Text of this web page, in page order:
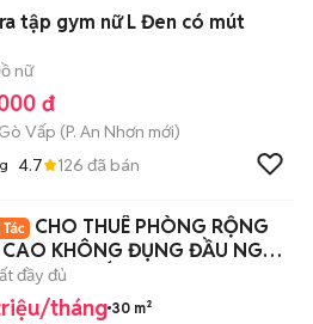
tập gym nữ L Đen có mút
nữ
đ
Vấp (P. An Nhơn mới)
4.7 126 đã bán
CHO THUÊ PHÒNG RỘNG
KHÔNG ĐỤNG ĐẦU NGAY
VĂN HIẾN
đầy đủ
tháng 30 m²